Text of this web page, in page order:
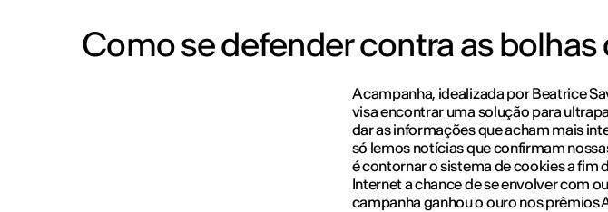
Como se defender contra as
A campanha, idealizada por Beatrice
visa encontrar uma solução para
dar as informações que acham mais
só lemos notícias que confirmam
é contornar o sistema de cookies a fim
Internet a chance de se envolver com
campanha ganhou o ouro nos prêmios